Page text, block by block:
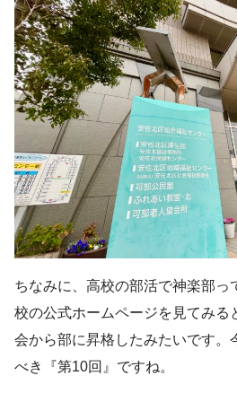
ちなみに、高校の部活で神楽部っ
校の公式ホームページを見てみる
会から部に昇格したみたいです。
べき『第10回』ですね。